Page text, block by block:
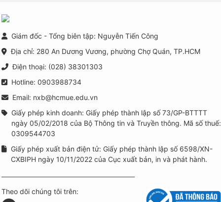
Giám đốc - Tổng biên tập: Nguyễn Tiến Công
Địa chỉ: 280 An Dương Vương, phường Chợ Quán, TP.HCM
Điện thoại: (028) 38301303
Hotline: 0903988734
Email: nxb@hcmue.edu.vn
Giấy phép kinh doanh: Giấy phép thành lập số 73/GP-BTTTT
ngày 05/02/2018 của Bộ Thông tin và Truyền thông. Mã số thuế:
0309544703
Giấy phép xuất bản điện tử: Giấy phép thành lập số 6598/XN-
CXBIPH ngày 10/11/2022 của Cục xuất bản, in và phát hành.
Theo dõi chúng tôi trên: